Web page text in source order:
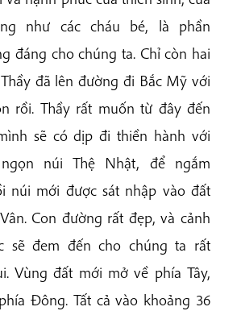
như các cháu bé, là phần
đáng cho chúng ta. Chỉ còn hai
đã lên đường đi Bắc Mỹ với
rồi. Thầy rất muốn từ đây đến
sẽ có dịp đi thiền hành với
núi Thệ Nhật, để ngắm
núi mới được sát nhập vào đất
Con đường rất đẹp, và cảnh
sẽ đem đến cho chúng ta rất
Vùng đất mới mở về phía Tây,
Đông. Tất cả vào khoảng 36